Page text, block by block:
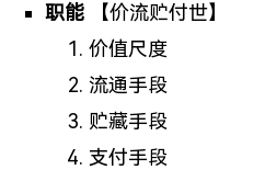
职能 【价流贮付世】
价值尺度
流通手段
贮藏手段
支付手段